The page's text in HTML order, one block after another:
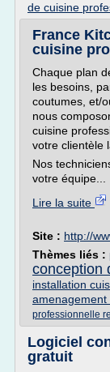
de cuisine
France
cuisine
Chaque plan
les besoins,
coutumes, et/
nous
cuisine
votre clientèle
Nos
votre équipe...
Lire la suite
Site : http://
Thèmes liés :
conception
installation
amenagement
professionnelle
Logiciel
gratuit